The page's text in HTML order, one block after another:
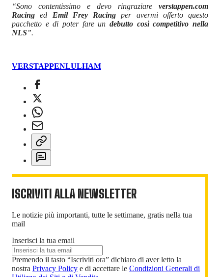
“Sono contentissimo e devo ringraziare verstappen.com
Racing ed Emil Frey Racing per avermi offerto questo
pacchetto e di poter fare un debutto così competitivo nella
NLS”.
VERSTAPPENLULHAM
ISCRIVITI ALLA NEWSLETTER
Le notizie più importanti, tutte le settimane, gratis nella tua
mail
Inserisci la tua email
Premendo il tasto “Iscriviti ora” dichiaro di aver letto la
nostra Privacy Policy e di accettare le Condizioni Generali di